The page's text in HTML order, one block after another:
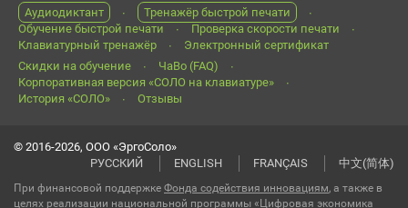
Аудиодиктант
Тренажёр быстрой печати
Обучение быстрой печати
Проверка скорости печати
Клавиатурный тренажёр
Электронный сертификат
Скидки на обучение
ЧаВо (FAQ)
Корпоративная версия «СОЛО на клавиатуре»
История «СОЛО»
Отзывы
© 2016-2026, ООО «ЭргоСоло»
РУССКИЙ
ENGLISH FRANÇAIS 中文(简体)
При финансовой поддержке Фонда содействия инновациям, а также в
целях реализации национальной программы «Цифровая экономика